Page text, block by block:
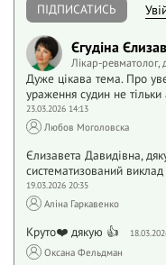
ПІДПИСАТИСЬ
Єгудіна
Лікар-
Дуже цікава тема. Про
ураження судин не тільки
23.03.2026 14:13
Любов Моголовска
Єлизавета Давидівна,
систематизований
19.03.2026 20:35
Аліна Гаркавенко
Круто❤️ дякую 👍
Оксана Фельдман